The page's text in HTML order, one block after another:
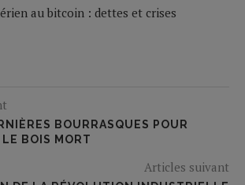
au bitcoin : dettes et crises
BOURRASQUES POUR
LE BOIS MORT
Articles suivant